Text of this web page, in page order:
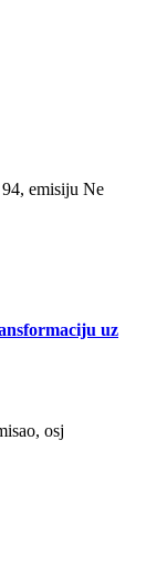
emisiju Ne
uz
osj